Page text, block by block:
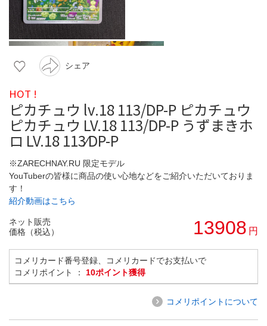
シェア
HOT !
ピカチュウ lv.18 113/DP-P ピカチュウ
ピカチュウ LV.18 113/DP-P うずまきホ
ロ LV.18 113⁄DP-P
※ZARECHNAY.RU 限定モデル
YouTuberの皆様に商品の使い心地などをご紹介いただいておりま
す！
紹介動画はこちら
ネット販売
価格（税込）
13908 円
コメリカード番号登録、コメリカードでお支払いで
コメリポイント ： 10ポイント獲得
コメリポイントについて